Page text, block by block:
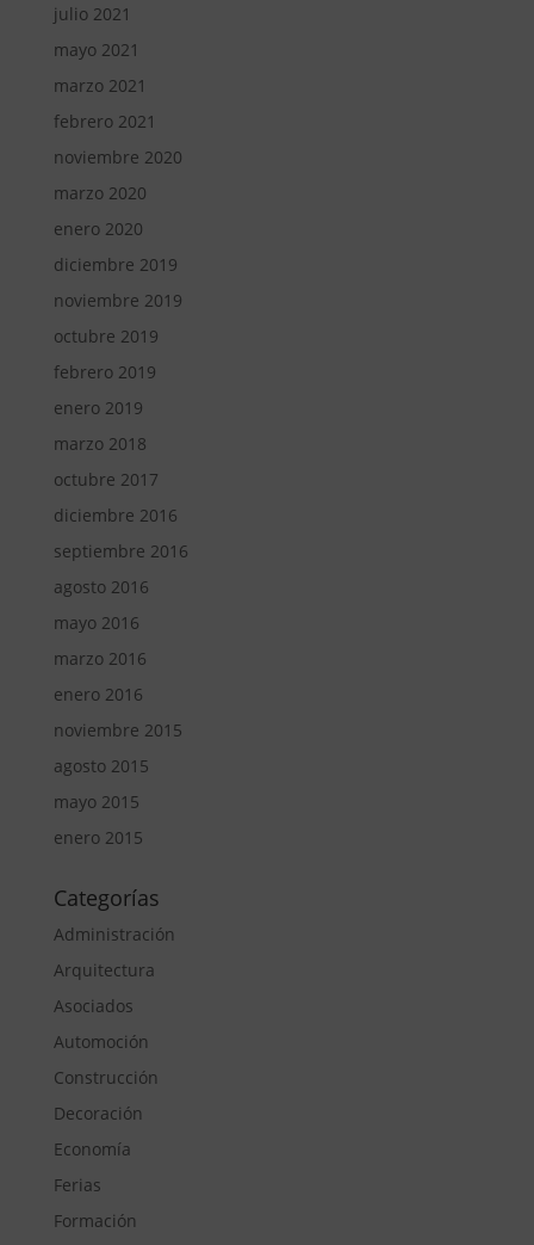
julio 2021
mayo 2021
marzo 2021
febrero 2021
noviembre 2020
marzo 2020
enero 2020
diciembre 2019
noviembre 2019
octubre 2019
febrero 2019
enero 2019
marzo 2018
octubre 2017
diciembre 2016
septiembre 2016
agosto 2016
mayo 2016
marzo 2016
enero 2016
noviembre 2015
agosto 2015
mayo 2015
enero 2015
Categorías
Administración
Arquitectura
Asociados
Automoción
Construcción
Decoración
Economía
Ferias
Formación